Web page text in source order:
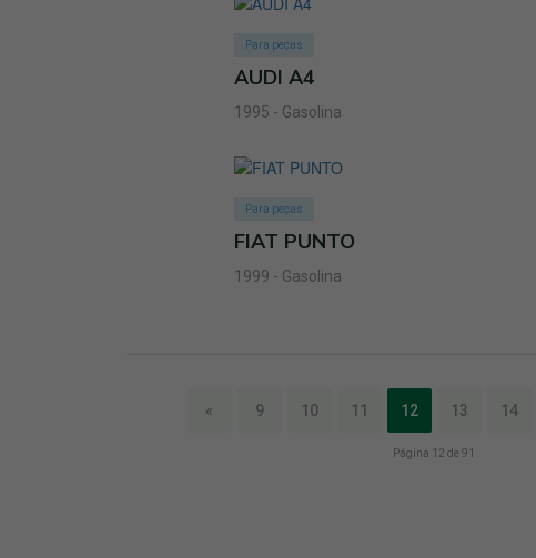
Para peças
AUDI A4
1995 - Gasolina
Para peças
FIAT PUNTO
1999 - Gasolina
« 9 10 11 12 13 14
Página 12 de 91